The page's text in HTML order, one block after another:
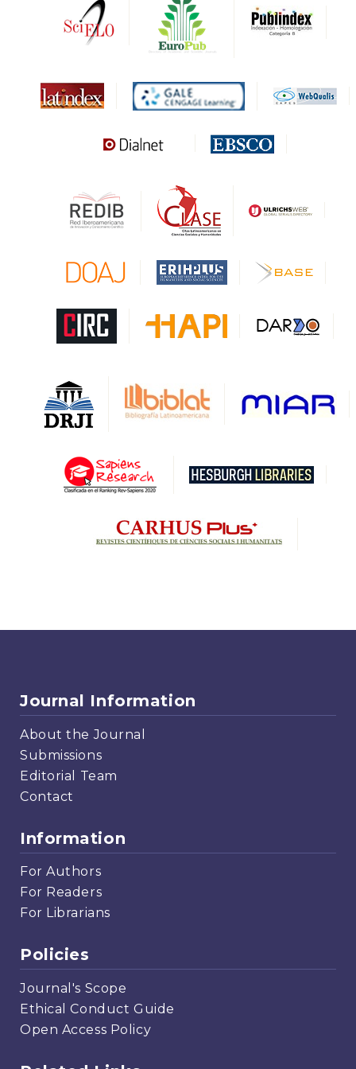
DARDO
MIAR
Sapiens Research
Gale Cengage Learning
Journal Information
About the Journal
Submissions
Editorial Team
Contact
Information
For Authors
For Readers
For Librarians
Policies
Journal's Scope
Ethical Conduct Guide
Open Access Policy